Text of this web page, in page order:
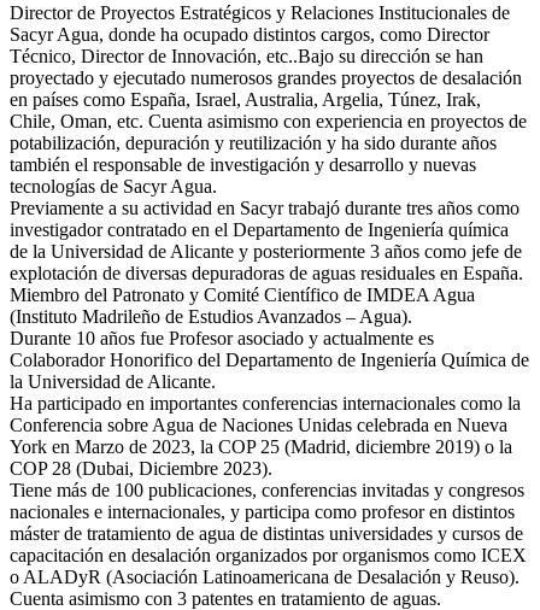
Director de Proyectos Estratégicos y Relaciones Institucionales de
Sacyr Agua, donde ha ocupado distintos cargos, como Director
Técnico, Director de Innovación, etc..Bajo su dirección se han
proyectado y ejecutado numerosos grandes proyectos de desalación
en países como España, Israel, Australia, Argelia, Túnez, Irak,
Chile, Oman, etc. Cuenta asimismo con experiencia en proyectos de
potabilización, depuración y reutilización y ha sido durante años
también el responsable de investigación y desarrollo y nuevas
tecnologías de Sacyr Agua.
Previamente a su actividad en Sacyr trabajó durante tres años como
investigador contratado en el Departamento de Ingeniería química
de la Universidad de Alicante y posteriormente 3 años como jefe de
explotación de diversas depuradoras de aguas residuales en España.
Miembro del Patronato y Comité Científico de IMDEA Agua
(Instituto Madrileño de Estudios Avanzados – Agua).
Durante 10 años fue Profesor asociado y actualmente es
Colaborador Honorifico del Departamento de Ingeniería Química de
la Universidad de Alicante.
Ha participado en importantes conferencias internacionales como la
Conferencia sobre Agua de Naciones Unidas celebrada en Nueva
York en Marzo de 2023, la COP 25 (Madrid, diciembre 2019) o la
COP 28 (Dubai, Diciembre 2023).
Tiene más de 100 publicaciones, conferencias invitadas y congresos
nacionales e internacionales, y participa como profesor en distintos
máster de tratamiento de agua de distintas universidades y cursos de
capacitación en desalación organizados por organismos como ICEX
o ALADyR (Asociación Latinoamericana de Desalación y Reuso).
Cuenta asimismo con 3 patentes en tratamiento de aguas.